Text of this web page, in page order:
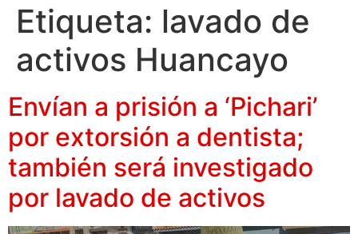
Etiqueta: lavado de
activos Huancayo
Envían a prisión a ‘Pichari’
por extorsión a dentista;
también será investigado
por lavado de activos